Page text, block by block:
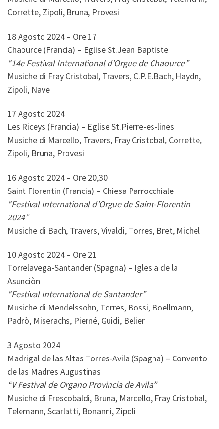
Corrette, Zipoli, Bruna, Provesi
18 Agosto 2024 – Ore 17
Chaource (Francia) – Eglise St.Jean Baptiste
“14e Festival International d’Orgue de Chaource”
Musiche di Fray Cristobal, Travers, C.P.E.Bach, Haydn,
Zipoli, Nave
17 Agosto 2024
Les Riceys (Francia) – Eglise St.Pierre-es-lines
Musiche di Marcello, Travers, Fray Cristobal, Corrette,
Zipoli, Bruna, Provesi
16 Agosto 2024 – Ore 20,30
Saint Florentin (Francia) – Chiesa Parrocchiale
“Festival International d’Orgue de Saint-Florentin
2024”
Musiche di Bach, Travers, Vivaldi, Torres, Bret, Michel
10 Agosto 2024 – Ore 21
Torrelavega-Santander (Spagna) – Iglesia de la
Asunciòn
“Festival International de Santander”
Musiche di Mendelssohn, Torres, Bossi, Boellmann,
Padrò, Miserachs, Pierné, Guidi, Belier
3 Agosto 2024
Madrigal de las Altas Torres-Avila (Spagna) – Convento
de las Madres Augustinas
“V Festival de Organo Provincia de Avila”
Musiche di Frescobaldi, Bruna, Marcello, Fray Cristobal,
Telemann, Scarlatti, Bonanni, Zipoli